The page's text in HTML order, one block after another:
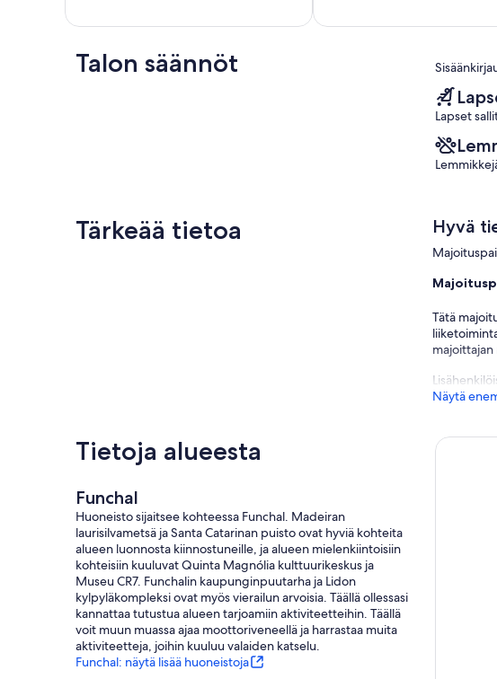
arvostelua)
Poikkeuksellisen
Talon säännöt
Lapset
Tärkeää tietoa Hyvä
Tätä
Näytä
Tietoja alueesta
Funchal
Huoneisto sijaitsee kohteessa Funchal. Madeiran
laurisilvametsä ja Santa Catarinan puisto ovat hyviä kohteita
alueen luonnosta kiinnostuneille, ja alueen mielenkiintoisiin
kohteisiin kuuluvat Quinta Magnólia kulttuurikeskus ja
Museu CR7. Funchalin kaupunginpuutarha ja Lidon
kylpyläkompleksi ovat myös vierailun arvoisia. Täällä ollessasi
kannattaa tutustua alueen tarjoamiin aktiviteetteihin. Täällä
voit muun muassa ajaa moottoriveneellä ja harrastaa muita
aktiviteetteja, joihin kuuluu valaiden katselu.
Funchal: näytä lisää huoneistoja